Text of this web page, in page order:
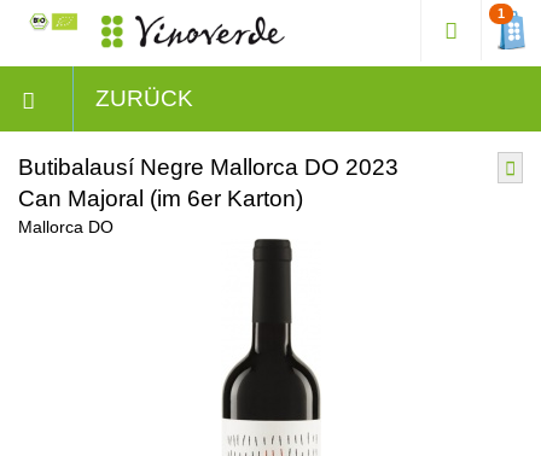
1
ZURÜCK
Butibalausí Negre Mallorca DO 2023
Can Majoral (im 6er Karton)
Mallorca DO